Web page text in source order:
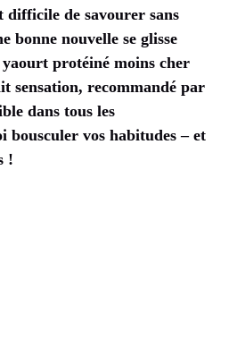
difficile de savourer sans
bonne nouvelle se glisse
protéiné moins cher
sensation, recommandé par
dans tous les
bousculer vos habitudes – et
!